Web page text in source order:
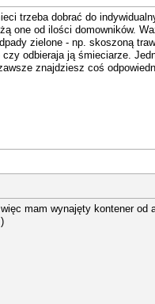
trzeba dobrać do
one od ilości domowników.
zielone - np. skoszoną
odbieraja ją śmieciarze.
znajdziesz coś
mam wynajęty kontener od